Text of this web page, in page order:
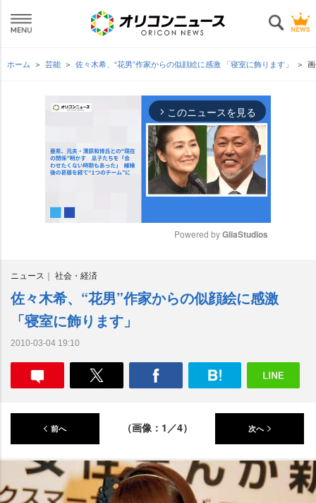
ホーム 芸能 佐々木希、“花男”作家からの似顔絵に感激 「寝室に飾ります」
arrow_forward_ios このニュースを見る
t
e
Powered by GliaStudios
ニュース 社会・経済
佐々木希、“花男”作家からの似顔絵に感激
「寝室に飾ります」
2010-03-04 19:10
前へ （画像：1／4） 次へ